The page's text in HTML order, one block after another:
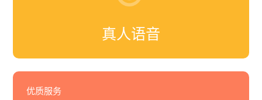
真人语音
优质服务